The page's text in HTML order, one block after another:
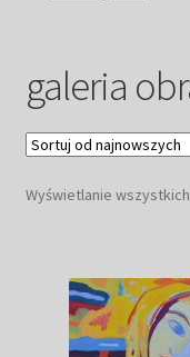
Małe obrazy
Postacie
Kwiaty
Obrazy
galeria
Wyświetlanie